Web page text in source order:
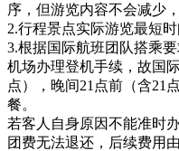
序，但游览内容不会减少
2.行程景点实际游览最短
3.根据国际航班团队搭乘
机场办理登机手续，故国
点），晚间21点前（含21
餐。
若客人自身原因不能准时
团费无法退还，后续费用